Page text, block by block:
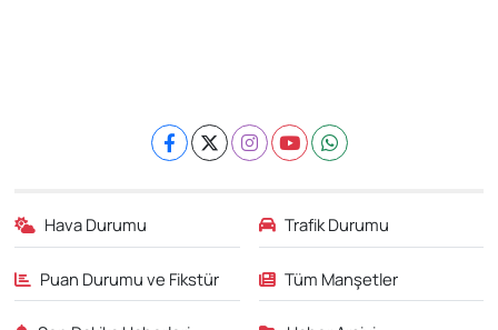
Hava Durumu Trafik Durumu
Puan Durumu ve Fikstür Tüm Manşetler